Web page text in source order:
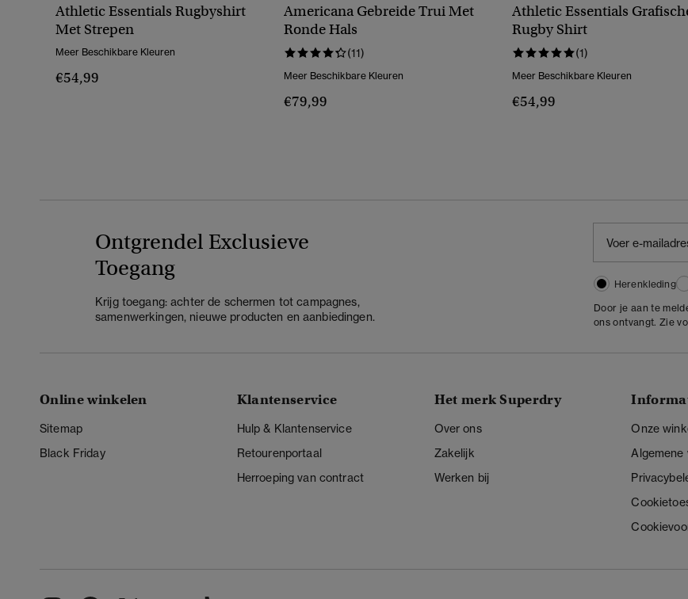
Athletic Essentials Rugbyshirt
Met Strepen
Meer Beschikbare Kleuren
€54,99
Americana Gebreide Trui Met
Ronde Hals
(11)
Meer Beschikbare Kleuren
€79,99
Athletic Essentials
Rugby Shirt
(1)
Meer Beschikbare Kleuren
€54,99
Ontgrendel Exclusieve
Toegang
Krijg toegang: achter de schermen tot campagnes,
samenwerkingen, nieuwe producten en aanbiedingen.
Herenkleding
Door je aan te
ons ontvangt. Zie
Online winkelen
Sitemap
Black Friday
Klantenservice
Hulp & Klantenservice
Retourenportaal
Herroeping van contract
Het merk Superdry
Over ons
Zakelijk
Werken bij
Onze
Algemene